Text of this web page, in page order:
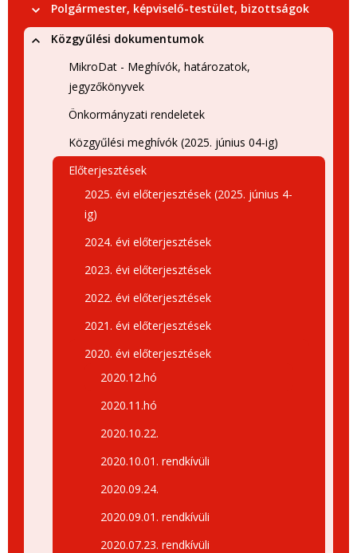
Polgármester, képviselő-testület, bizottságok
Közgyűlési dokumentumok
MikroDat - Meghívók, határozatok,
jegyzőkönyvek
Önkormányzati rendeletek
Közgyűlési meghívók (2025. június 04-ig)
Előterjesztések
2025. évi előterjesztések (2025. június 4-
ig)
2024. évi előterjesztések
2023. évi előterjesztések
2022. évi előterjesztések
2021. évi előterjesztések
2020. évi előterjesztések
2020.12.hó
2020.11.hó
2020.10.22.
2020.10.01. rendkívüli
2020.09.24.
2020.09.01. rendkívüli
2020.07.23. rendkívüli